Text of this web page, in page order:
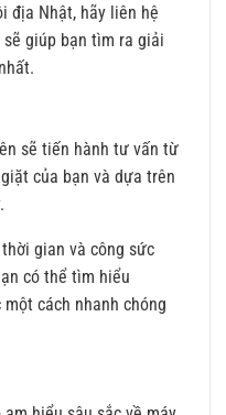
địa Nhật, hãy liên hệ
giúp bạn tìm ra giải
sẽ tiến hành tư vấn từ
của bạn và dựa trên
gian và công sức
có thể tìm hiểu
cách nhanh chóng